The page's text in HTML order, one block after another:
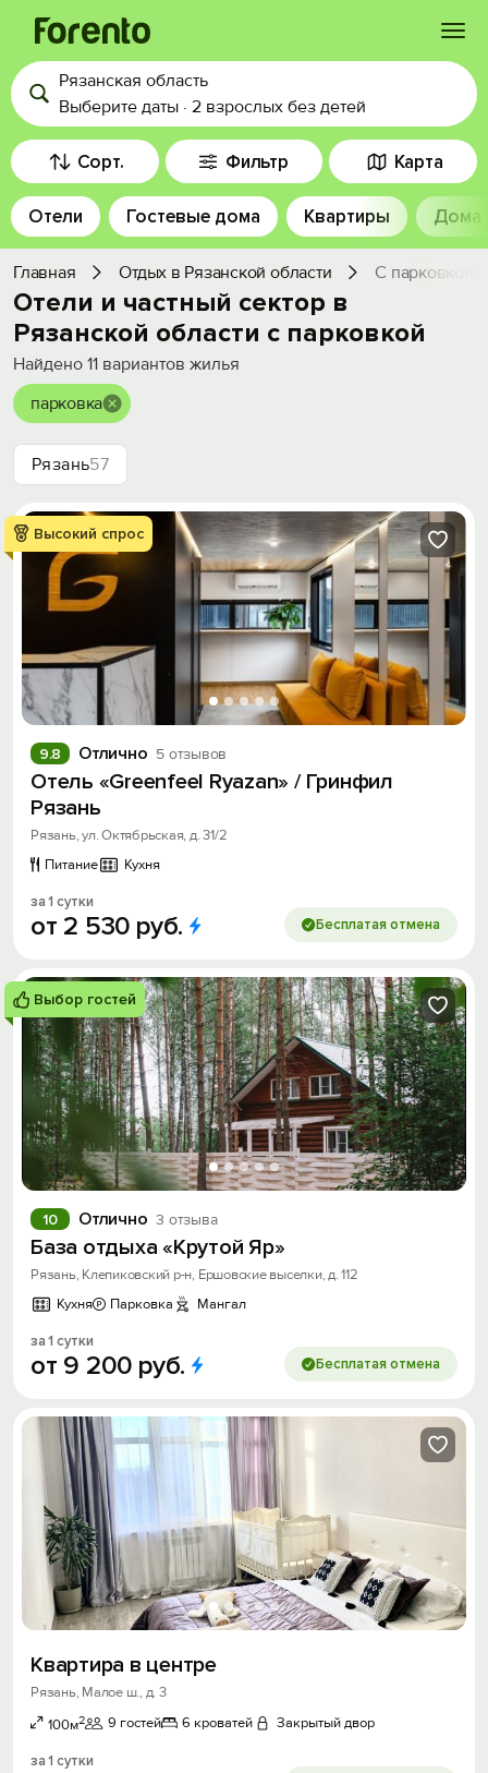
Войти
Избранное
История просмотра
Добавить свой объект
Рязанская область
Выберите даты · 2 взрослых без детей
Сорт. Фильтр Карта
Отели Гостевые дома Квартиры Дома
Главная Отдых в Рязанской области С парковкой
Отели и частный сектор в
Рязанской области с парковкой
Найдено 11 вариантов жилья
парковка
Рязань57
Высокий спрос
Отлично 5 отзывов
9.8
Отель «Greenfeel Ryazan» / Гринфил
Рязань
Рязань, ул. Октябрьская, д. 31/2
Питание
Кухня
за 1 сутки
от 2 530 руб. Бесплатая отмена
Выбор гостей
Отлично 3 отзыва
10
База отдыха «Крутой Яр»
Рязань, Клепиковский р-н, Ершовские выселки, д. 112
Кухня
Парковка Мангал
за 1 сутки
от 9 200 руб. Бесплатая отмена
Квартира в центре
Рязань, Малое ш., д. 3
100м2 9 гостей 6 кроватей Закрытый двор
за 1 сутки